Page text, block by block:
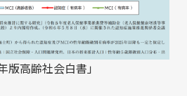
高齢社会白書」